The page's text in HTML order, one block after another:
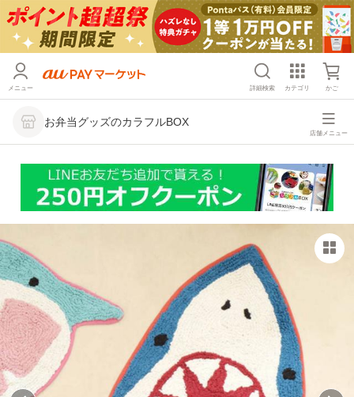
メニュー 詳細検索 カテゴリ かご
お弁当グッズのカラフルBOX
店舗メニュー